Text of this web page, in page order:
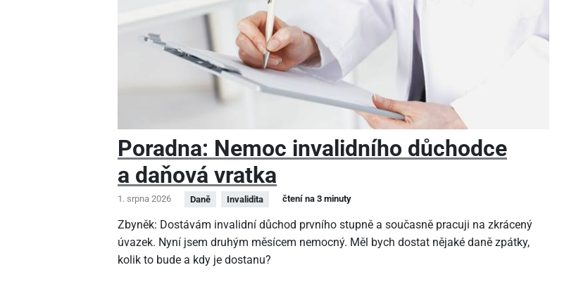
Poradna: Nemoc invalidního důchodce
a daňová vratka
1. srpna 2026 Daně Invalidita čtení na 3 minuty
Zbyněk: Dostávám invalidní důchod prvního stupně a současně pracuji na zkrácený
úvazek. Nyní jsem druhým měsícem nemocný. Měl bych dostat nějaké daně zpátky,
kolik to bude a kdy je dostanu?